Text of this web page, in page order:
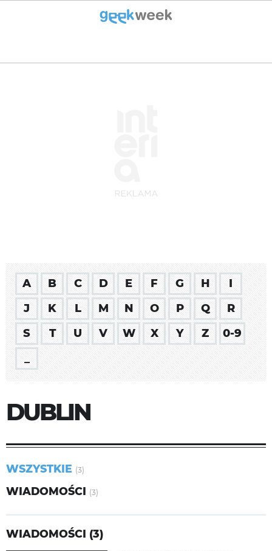
A B C D E F G H
I
J
K L M N O P Q
R
S
T U V W X Y Z
0-9
DUBLIN
WSZYSTKIE (3)
WIADOMOŚCI (3)
WIADOMOŚCI (3)